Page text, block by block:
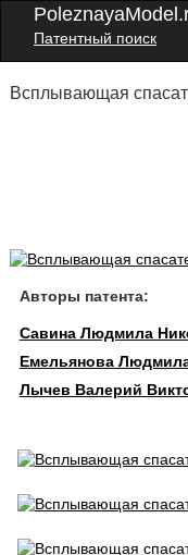
Патентный поиск
Всплывающая
Авторы патента:
Савина Людмила
Емельянова
Лычев Валерий